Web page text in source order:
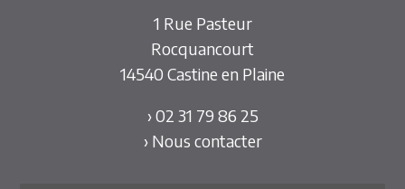
1 Rue Pasteur
Rocquancourt
14540 Castine en Plaine
› 02 31 79 86 25
› Nous contacter